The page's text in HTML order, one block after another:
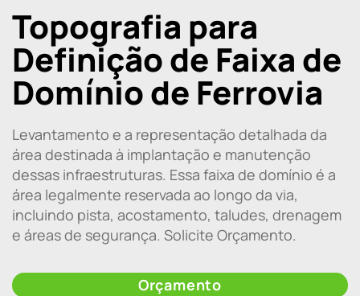
Topografia para
Definição de Faixa de
Domínio de Ferrovia
Levantamento e a representação detalhada da
área destinada à implantação e manutenção
dessas infraestruturas. Essa faixa de domínio é a
área legalmente reservada ao longo da via,
incluindo pista, acostamento, taludes, drenagem
e áreas de segurança. Solicite Orçamento.
Orçamento